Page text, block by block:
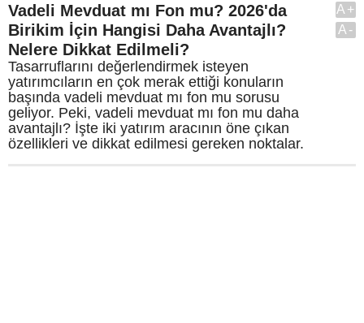
Vadeli Mevduat mı Fon mu? 2026'da
Birikim İçin Hangisi Daha Avantajlı?
Nelere Dikkat Edilmeli?
Tasarruflarını değerlendirmek isteyen
yatırımcıların en çok merak ettiği konuların
başında vadeli mevduat mı fon mu sorusu
geliyor. Peki, vadeli mevduat mı fon mu daha
avantajlı? İşte iki yatırım aracının öne çıkan
özellikleri ve dikkat edilmesi gereken noktalar.
A+
A-